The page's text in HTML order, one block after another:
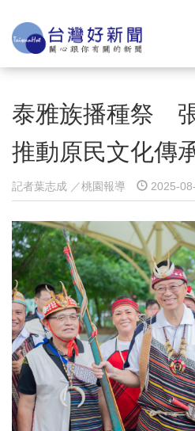
泰雅族播種祭
推動原民文化傳
記者葉志成 ／桃園報導 2025-